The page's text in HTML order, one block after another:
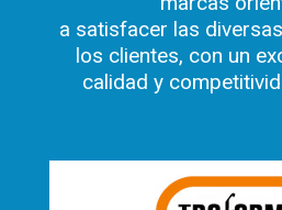
a satisfacer las
los clientes, con un
calidad y